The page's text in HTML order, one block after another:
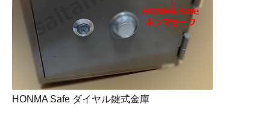
HONMA Safe ダイヤル鍵式金庫